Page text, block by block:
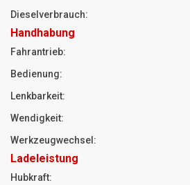
Dieselverbrauch:
Handhabung
Fahrantrieb:
Bedienung:
Lenkbarkeit:
Wendigkeit:
Werkzeugwechsel:
Ladeleistung
Hubkraft: